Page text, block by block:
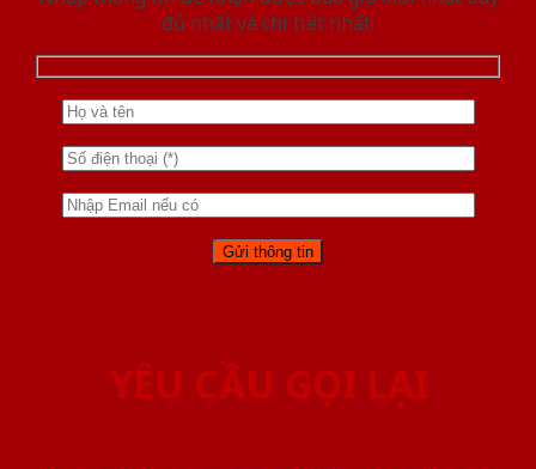
đủ nhất và chi tiết nhất.
YÊU CẦU GỌI LẠI